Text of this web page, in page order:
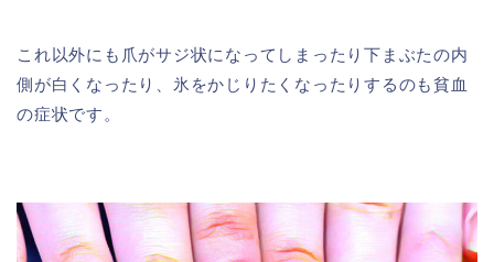
これ以外にも爪がサジ状になってしまったり下まぶたの内
側が白くなったり、氷をかじりたくなったりするのも貧血
の症状です。